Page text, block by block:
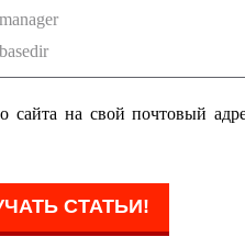
сайта на свой почтовый